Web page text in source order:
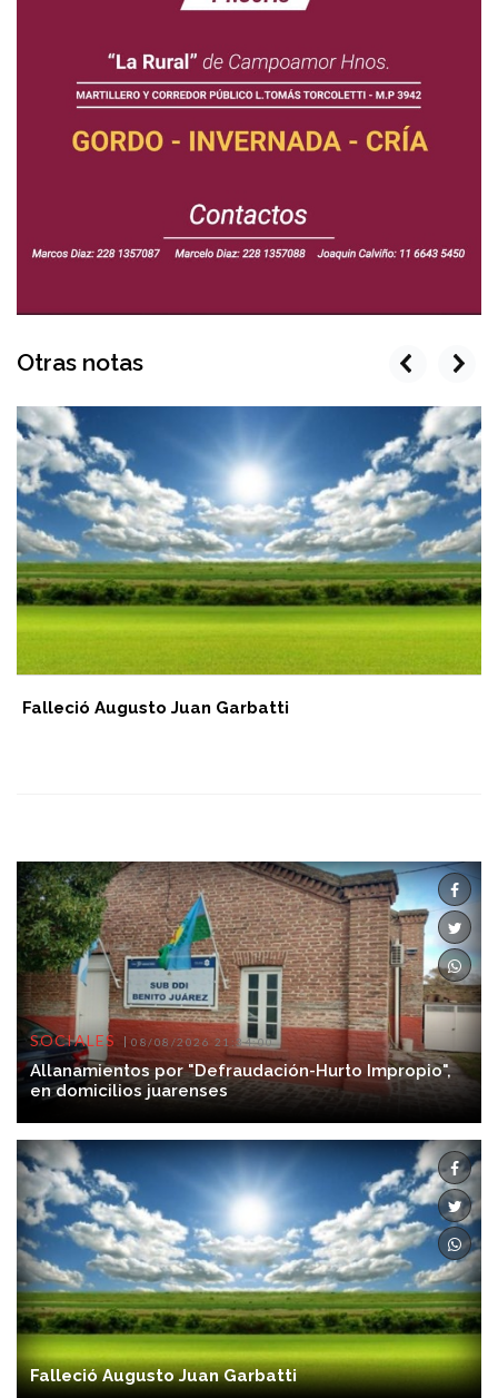
Otras notas
Falleció Augusto Juan Garbatti
prev next
SOCIALES 08/08/2026 21:34:00
Allanamientos por "Defraudación-Hurto Impropio",
en domicilios juarenses
Falleció Augusto Juan Garbatti